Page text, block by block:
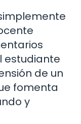
estudiante
de un
fomenta
y